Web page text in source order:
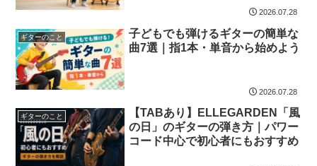
2026.07.28
ギターのこと
子どもでも弾けるギターの簡単な
曲7選｜指1本・単音から始めよう
2026.07.28
ギターのこと
【TABあり】ELLEGARDEN「風
の日」のギターの弾き方｜パワー
コード中心で初心者にもおすすめ